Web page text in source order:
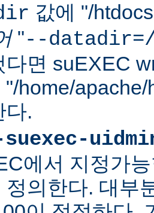
값에 "/
"--datadir=/
다면 suEXEC
"/home/
다.
에서 지정가
정의한다. 대부